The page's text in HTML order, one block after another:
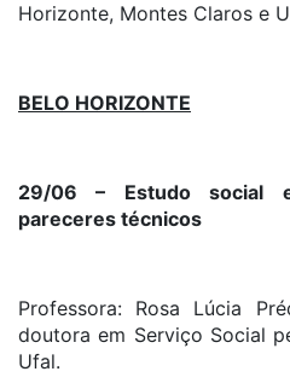
Horizonte, Montes Claros e
BELO HORIZONTE
29/06 – Estudo social
pareceres técnicos
Professora: Rosa Lúcia
doutora em Serviço Social
Ufal.